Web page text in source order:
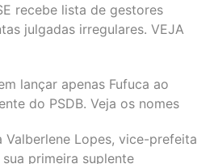
recebe lista de gestores
julgadas irregulares. VEJA
lançar apenas Fufuca ao
do PSDB. Veja os nomes
Valberlene Lopes, vice-prefeita
primeira suplente